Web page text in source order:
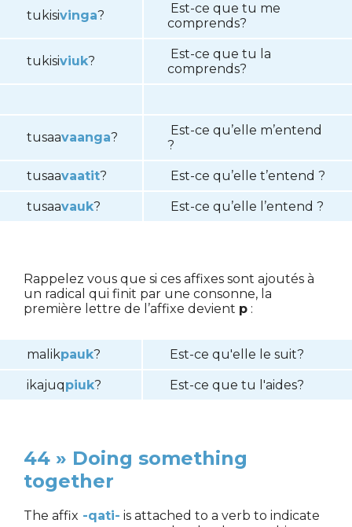
tukisivinga?
Est-ce que tu me
comprends?
tukisiviuk?
Est-ce que tu la
comprends?
tusaavaanga?
Est-ce qu’elle m’entend
?
tusaavaatit? Est-ce qu’elle t’entend ?
tusaavauk? Est-ce qu’elle l’entend ?
Rappelez vous que si ces affixes sont ajoutés à
un radical qui finit par une consonne, la
première lettre de l’affixe devient p :
malikpauk? Est-ce qu'elle le suit?
ikajuqpiuk? Est-ce que tu l'aides?
44 » Doing something
together
The affix -qati- is attached to a verb to indicate